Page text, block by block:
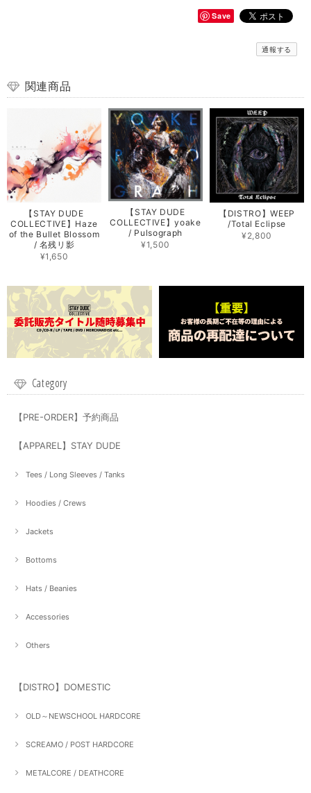
Save
通報する
関連商品
【STAY DUDE
COLLECTIVE】Haze
of the Bullet Blossom
/ 名残リ影
¥1,650
【STAY DUDE
COLLECTIVE】yoake
/ Pulsograph
¥1,500
【DISTRO】WEEP
/Total Eclipse
¥2,800
Category
【PRE-ORDER】予約商品
【APPAREL】STAY DUDE
Tees / Long Sleeves / Tanks
Hoodies / Crews
Jackets
Bottoms
Hats / Beanies
Accessories
Others
【DISTRO】DOMESTIC
OLD～NEWSCHOOL HARDCORE
SCREAMO / POST HARDCORE
METALCORE / DEATHCORE